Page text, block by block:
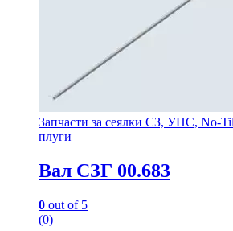
Запчасти за сеялки СЗ, УПС, No-
плуги
Вал СЗГ 00.683
0 out of 5
(0)